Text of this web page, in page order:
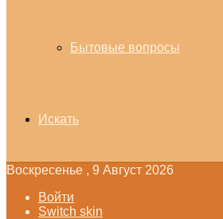
Бытовые вопросы
Искать
Воскресенье , 9 Август 2026
Войти
Switch skin